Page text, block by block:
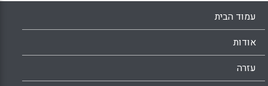
עמוד הבית
אודות
עזרה